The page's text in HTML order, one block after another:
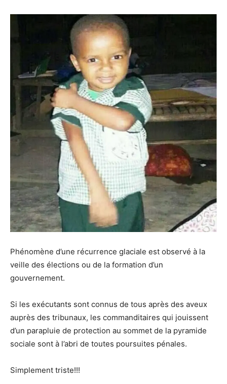
Phénomène d’une récurrence glaciale est observé à la
veille des élections ou de la formation d’un
gouvernement.
Si les exécutants sont connus de tous après des aveux
auprès des tribunaux, les commanditaires qui jouissent
d’un parapluie de protection au sommet de la pyramide
sociale sont à l’abri de toutes poursuites pénales.
Simplement triste!!!